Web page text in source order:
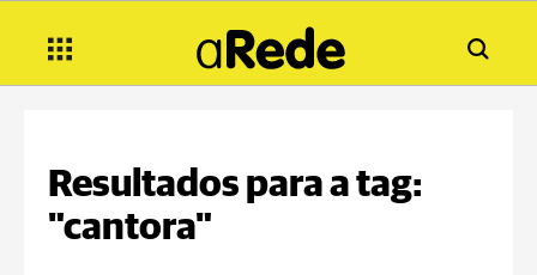
Resultados para a tag:
"cantora"